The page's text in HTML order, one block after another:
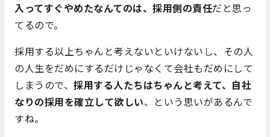
入ってすぐやめたなんてのは、採用側の責任だと思っ
てるので。
採用する以上ちゃんと考えないといけないし、その人
の人生をだめにするだけじゃなくて会社もだめにして
しまうので、 採用する人たちはちゃんと考えて、自社
なりの採用を確立して欲しい、という思いがあるんで
すね。